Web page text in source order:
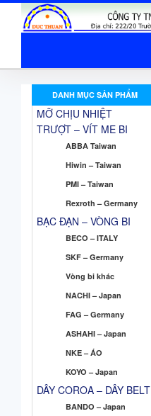
DANH MỤC SẢN PHẨM
MỠ CHỊU NHIỆT
TRƯỢT – VÍT ME BI
ABBA Taiwan
Hiwin – Taiwan
PMI – Taiwan
Rexroth – Germany
BẠC ĐẠN – VÒNG BI
BECO – ITALY
SKF – Germany
Vòng bi khác
NACHI – Japan
FAG – Germany
ASHAHI – Japan
NKE – ÁO
KOYO – Japan
DÂY COROA – DÂY BELT
BANDO – Japan